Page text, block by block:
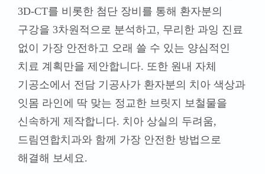
3D-CT를 비롯한 첨단 장비를 통해 환자분의
구강을 3차원적으로 분석하고, 무리한 과잉 진료
없이 가장 안전하고 오래 쓸 수 있는 양심적인
치료 계획만을 제안합니다. 또한 원내 자체
기공소에서 전담 기공사가 환자분의 치아 색상과
잇몸 라인에 딱 맞는 정교한 브릿지 보철물을
신속하게 제작합니다. 치아 상실의 두려움,
드림연합치과와 함께 가장 안전한 방법으로
해결해 보세요.